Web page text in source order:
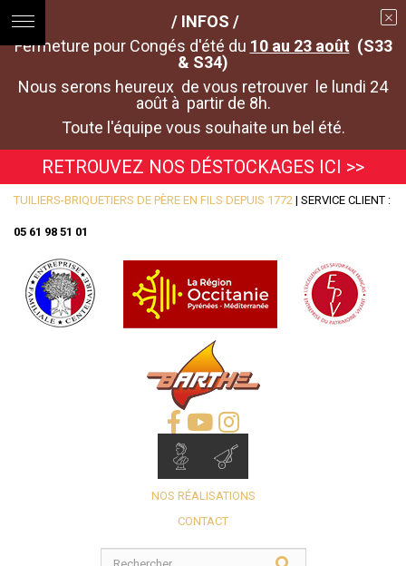
/ INFOS /
Fermeture pour Congés d'été du 10 au 23 août (S33
& S34)
Nous serons heureux de vous retrouver le lundi 24
août à partir de 8h.
Toute l'équipe vous souhaite un bel été.
RETROUVEZ NOS DÉSTOCKAGES ICI >>
TUILIERS-BRIQUETIERS DE PÈRE EN FILS DEPUIS 1772 | SERVICE CLIENT :
05 61 98 51 01
NOS RÉALISATIONS
CONTACT